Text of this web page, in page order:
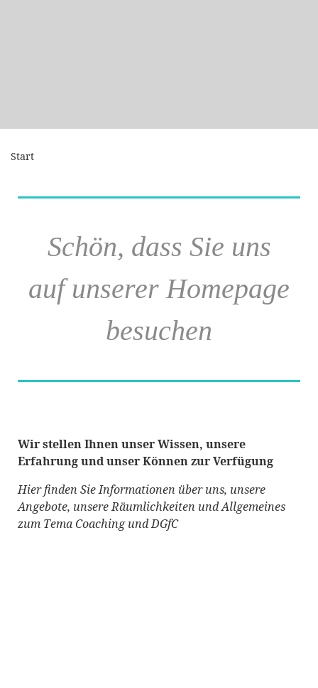
Start
Schön, dass Sie uns
auf unserer Homepage
besuchen
Wir stellen Ihnen unser Wissen, unsere
Erfahrung und unser Können zur Verfügung
Hier finden Sie Informationen über uns, unsere
Angebote, unsere Räumlichkeiten und Allgemeines
zum Tema Coaching und DGfC